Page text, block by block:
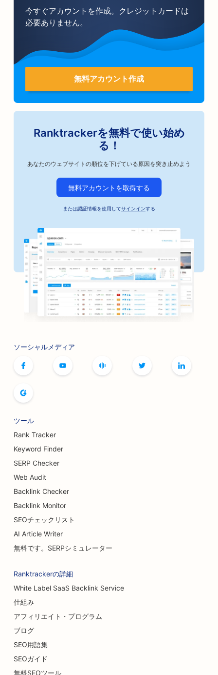
今すぐアカウントを作成。クレジットカードは
必要ありません。
無料アカウント作成
Ranktrackerを無料で使い始め
る！
あなたのウェブサイトの順位を下げている原因を突き止めよう
無料アカウントを取得する
または認証情報を使用してサインインする
ソーシャルメディア
ツール
Rank Tracker
Keyword Finder
SERP Checker
Web Audit
Backlink Checker
Backlink Monitor
SEOチェックリスト
AI Article Writer
無料です。SERPシミュレーター
Ranktrackerの詳細
White Label SaaS Backlink Service
仕組み
アフィリエイト・プログラム
ブログ
SEO用語集
SEOガイド
無料SEOツール